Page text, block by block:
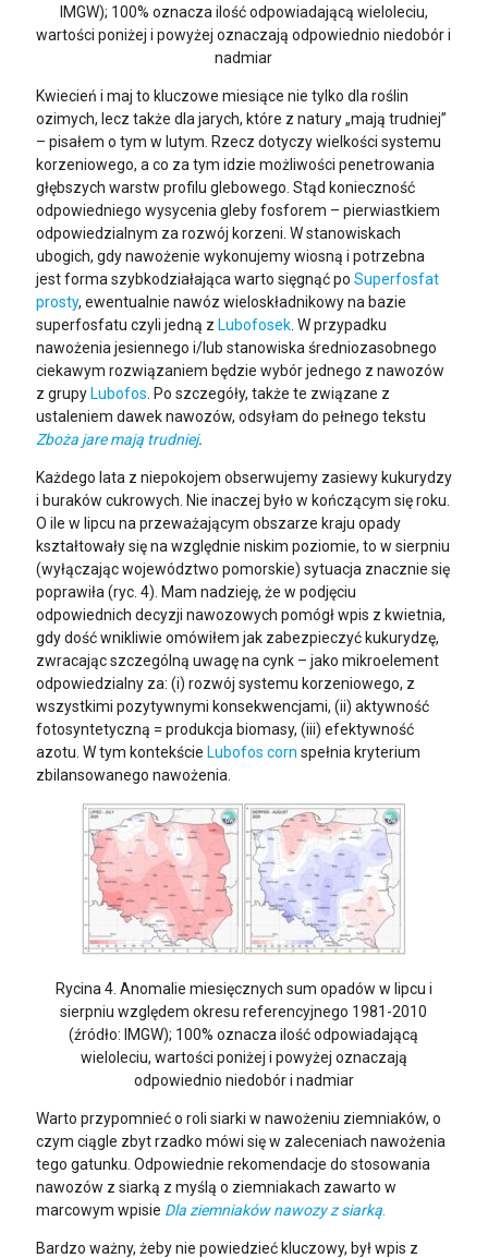
IMGW); 100% oznacza ilość odpowiadającą wieloleciu,
wartości poniżej i powyżej oznaczają odpowiednio niedobór i
nadmiar
Kwiecień i maj to kluczowe miesiące nie tylko dla roślin
ozimych, lecz także dla jarych, które z natury „mają trudniej”
– pisałem o tym w lutym. Rzecz dotyczy wielkości systemu
korzeniowego, a co za tym idzie możliwości penetrowania
głębszych warstw profilu glebowego. Stąd konieczność
odpowiedniego wysycenia gleby fosforem – pierwiastkiem
odpowiedzialnym za rozwój korzeni. W stanowiskach
ubogich, gdy nawożenie wykonujemy wiosną i potrzebna
jest forma szybkodziałająca warto sięgnąć po Superfosfat
prosty, ewentualnie nawóz wieloskładnikowy na bazie
superfosfatu czyli jedną z Lubofosek. W przypadku
nawożenia jesiennego i/lub stanowiska średniozasobnego
ciekawym rozwiązaniem będzie wybór jednego z nawozów
z grupy Lubofos . Po szczegóły, także te związane z
ustaleniem dawek nawozów, odsyłam do pełnego tekstu
Zboża jare mają trudniej.
Każdego lata z niepokojem obserwujemy zasiewy kukurydzy
i buraków cukrowych. Nie inaczej było w kończącym się roku.
O ile w lipcu na przeważającym obszarze kraju opady
kształtowały się na względnie niskim poziomie, to w sierpniu
(wyłączając województwo pomorskie) sytuacja znacznie się
poprawiła (ryc. 4). Mam nadzieję, że w podjęciu
odpowiednich decyzji nawozowych pomógł wpis z kwietnia,
gdy dość wnikliwie omówiłem jak zabezpieczyć kukurydzę,
zwracając szczególną uwagę na cynk – jako mikroelement
odpowiedzialny za: (i) rozwój systemu korzeniowego, z
wszystkimi pozytywnymi konsekwencjami, (ii) aktywność
fotosyntetyczną = produkcja biomasy, (iii) efektywność
azotu. W tym kontekście Lubofos corn spełnia kryterium
zbilansowanego nawożenia.
Rycina 4. Anomalie miesięcznych sum opadów w lipcu i
sierpniu względem okresu referencyjnego 1981-2010
(źródło: IMGW); 100% oznacza ilość odpowiadającą
wieloleciu, wartości poniżej i powyżej oznaczają
odpowiednio niedobór i nadmiar
Warto przypomnieć o roli siarki w nawożeniu ziemniaków, o
czym ciągle zbyt rzadko mówi się w zaleceniach nawożenia
tego gatunku. Odpowiednie rekomendacje do stosowania
nawozów z siarką z myślą o ziemniakach zawarto w
marcowym wpisie Dla ziemniaków nawozy z siarką.
Bardzo ważny, żeby nie powiedzieć kluczowy, był wpis z